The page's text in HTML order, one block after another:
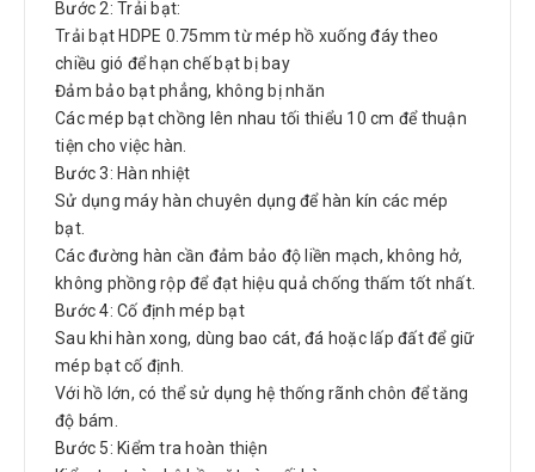
Bước 2: Trải bạt:
Trải bạt HDPE 0.75mm từ mép hồ xuống đáy theo
chiều gió để hạn chế bạt bị bay
Đảm bảo bạt phẳng, không bị nhăn
Các mép bạt chồng lên nhau tối thiểu 10 cm để thuận
tiện cho việc hàn.
Bước 3: Hàn nhiệt
Sử dụng máy hàn chuyên dụng để hàn kín các mép
bạt.
Các đường hàn cần đảm bảo độ liền mạch, không hở,
không phồng rộp để đạt hiệu quả chống thấm tốt nhất.
Bước 4: Cố định mép bạt
Sau khi hàn xong, dùng bao cát, đá hoặc lấp đất để giữ
mép bạt cố định.
Với hồ lớn, có thể sử dụng hệ thống rãnh chôn để tăng
độ bám.
Bước 5: Kiểm tra hoàn thiện